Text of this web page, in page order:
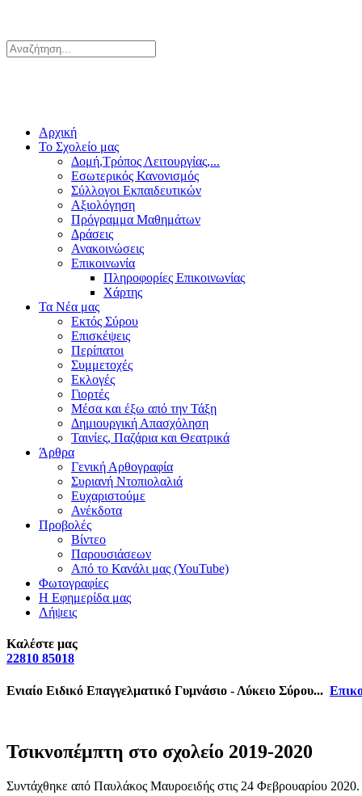
Αρχική
Το Σχολείο μας
Δομή,Τρόπος Λειτουργίας,...
Εσωτερικός Κανονισμός
Σύλλογοι Εκπαιδευτικών
Αξιολόγηση
Πρόγραμμα Μαθημάτων
Δράσεις
Ανακοινώσεις
Επικοινωνία
Πληροφορίες Επικοινωνίας
Χάρτης
Τα Νέα μας
Εκτός Σύρου
Επισκέψεις
Περίπατοι
Συμμετοχές
Εκλογές
Γιορτές
Μέσα και έξω από την Τάξη
Δημιουργική Απασχόληση
Ταινίες, Παζάρια και Θεατρικά
Άρθρα
Γενική Αρθογραφία
Συριανή Ντοπιολαλιά
Ευχαριστούμε
Ανέκδοτα
Προβολές
Βίντεο
Παρουσιάσεων
Από το Κανάλι μας (YouTube)
Φωτογραφίες
Η Εφημερίδα μας
Λήψεις
Καλέστε μας
22810 85018
Ενιαίο Ειδικό Επαγγελματικό Γυμνάσιο - Λύκειο Σύρου...
Τσικνοπέμπτη στο σχολείο 2019-2020
Συντάχθηκε από Παυλάκος Μαυροειδής στις 24 Φεβρουαρίου 2020